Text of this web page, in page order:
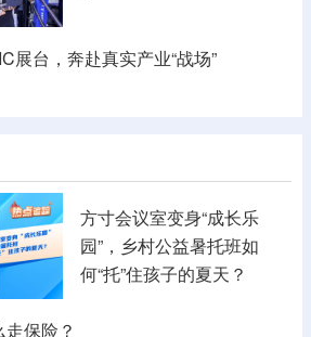
展台，奔赴真实产业“战场”
方寸会议室变身“成长乐
园”，乡村公益暑托班如
何“托”住孩子的夏天？
保险？